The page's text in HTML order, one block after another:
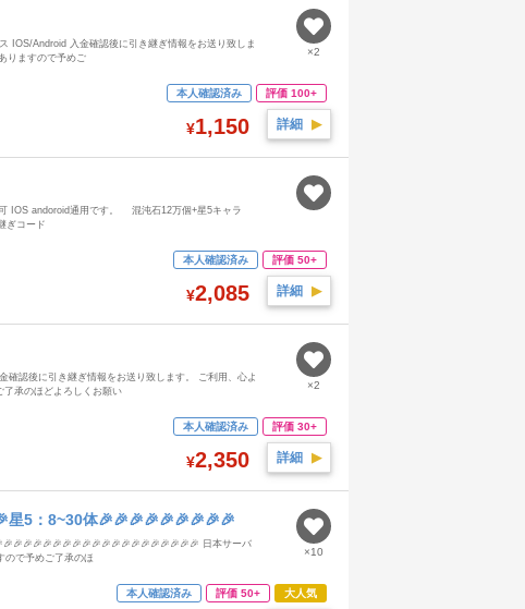
IOS/Android 入金確認後に引き継ぎ情報をお送り致しま
りますので予めご
本人確認済み 評価 100+
¥1,150 詳細 ▶︎
×2
IOS andoroid通用です。 混沌石12万個+星5キャラ
ぎコード
本人確認済み 評価 50+
¥2,085 詳細 ▶︎
認後に引き継ぎ情報をお送り致します。 ご利用、心よ
了承のほどよろしくお願い
本人確認済み 評価 30+
¥2,350 詳細 ▶︎
×2
星5：8~30体🎉🎉🎉🎉🎉🎉🎉🎉🎉
日本サーバ
ので予めご了承のほ
本人確認済み 評価 50+ 大人気
×10